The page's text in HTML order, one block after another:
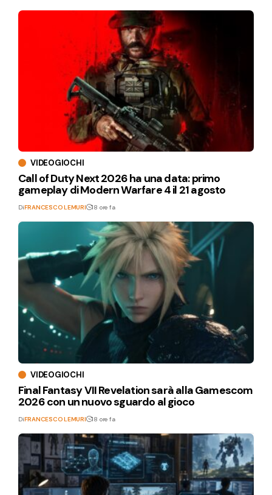
VIDEOGIOCHI
Call of Duty Next 2026 ha una data: primo
gameplay di Modern Warfare 4 il 21 agosto
DiFRANCESCO LEMURI 18 ore fa
VIDEOGIOCHI
Final Fantasy VII Revelation sarà alla Gamescom
2026 con un nuovo sguardo al gioco
DiFRANCESCO LEMURI 18 ore fa